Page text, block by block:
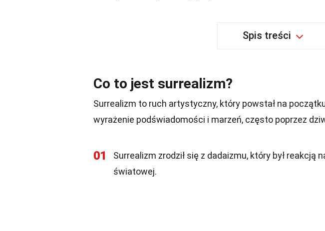
Spis treści
Co to jest surrealizm?
Surrealizm to ruch artystyczny, który powstał na
wyrażenie podświadomości i marzeń, często poprzez
01 Surrealizm zrodził się z dadaizmu, który był reakcją
światowej.